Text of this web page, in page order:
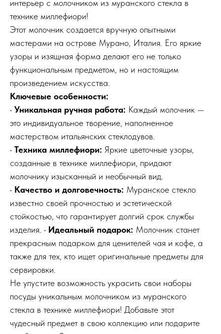
интерьер с молочником из муранского стекла в
технике миллефиори!
Этот молочник создается вручную опытными
мастерами на острове Мурано, Италия. Его яркие
узоры и изящная форма делают его не только
функциональным предметом, но и настоящим
произведением искусства.
Ключевые особенности:
• Уникальная ручная работа: Каждый молочник —
это индивидуальное творение, наполненное
мастерством итальянских стеклодувов.
• Техника миллефиори: Яркие цветочные узоры,
созданные в технике миллефиори, придают
молочнику изысканный и необычный вид.
• Качество и долговечность: Муранское стекло
известно своей прочностью и эстетической
стойкостью, что гарантирует долгий срок службы
изделия. • Идеальный подарок: Молочник станет
прекрасным подарком для ценителей чая и кофе, а
также для тех, кто ищет оригинальные предметы для
сервировки.
Не упустите возможность украсить свои наборы
посуды уникальным молочником из муранского
стекла в технике миллефиори! Добавьте этот
чудесный предмет в свою коллекцию или подарите